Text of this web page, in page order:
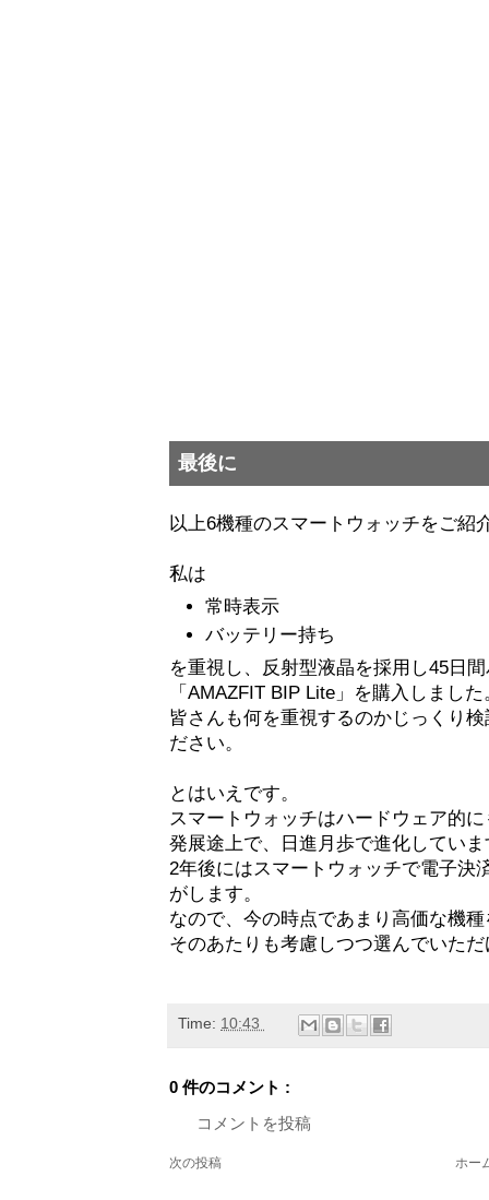
最後に
以上6機種のスマートウォッチをご紹
私は
常時表示
バッテリー持ち
を重視し、反射型液晶を採用し45日
「AMAZFIT BIP Lite」を購入しました
皆さんも何を重視するのかじっくり
ださい。
とはいえです。
スマートウォッチはハードウェア的
発展途上で、日進月歩で進化していま
2年後にはスマートウォッチで電子決
がします。
なので、今の時点であまり高価な機
そのあたりも考慮しつつ選んでいた
Time: 10:43
0 件のコメント :
コメントを投稿
次の投稿 ホー